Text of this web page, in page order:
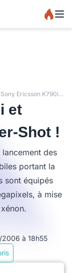
Sony Ericsson K790i et K800i : mobiles Cyber-Shot !
et
Shot !
des
portant la
sont équipés
à mise
à 18h55